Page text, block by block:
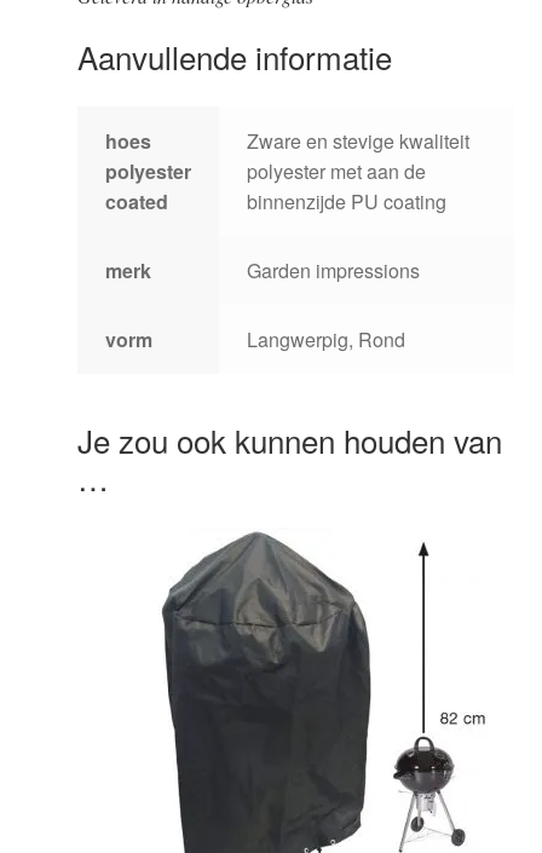
Aanvullende informatie
hoes
polyester
coated
Zware en stevige kwaliteit
polyester met aan de
binnenzijde PU coating
merk Garden impressions
vorm Langwerpig, Rond
Je zou ook kunnen houden van
…